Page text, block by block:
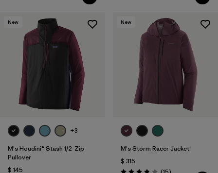
New
+3
M's Houdini® Stash 1/2-Zip
Pullover
$ 145
New
M's Storm Racer Jacket
$ 315
Comentarios